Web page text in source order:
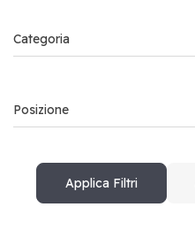
Categoria
Posizione
Applica Filtri